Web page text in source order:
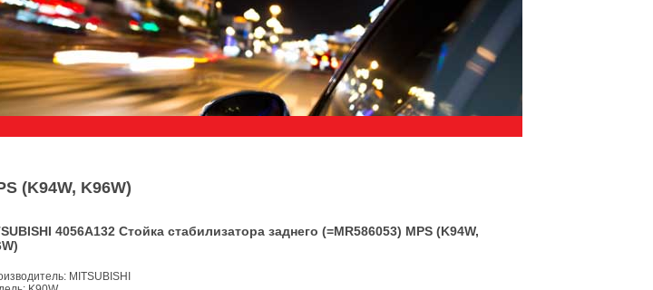
(K94W, K96W)
4056A132 Стойка стабилизатора заднего (=MR586053) MPS (K94W,
MITSUBISHI